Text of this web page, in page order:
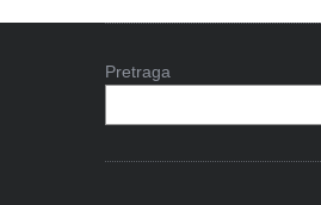
Pretraga